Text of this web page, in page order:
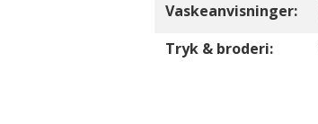
Vaskeanvisninger:
Tryk & broderi: